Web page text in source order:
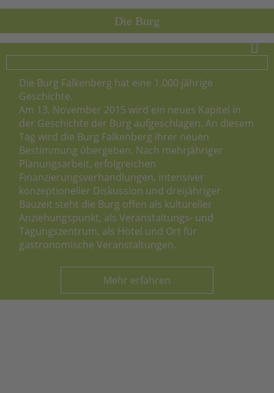
Die Burg
Die Burg Falkenberg hat eine 1.000 jährige
Geschichte.
Am 13. November 2015 wird ein neues Kapitel in
der Geschichte der Burg aufgeschlagen. An diesem
Tag wird die Burg Falkenberg ihrer neuen
Bestimmung übergeben. Nach mehrjähriger
Planungsarbeit, erfolgreichen
Finanzierungsverhandlungen, intensiver
konzeptioneller Diskussion und dreijähriger
Bauzeit steht die Burg offen als kultureller
Anziehungspunkt, als Veranstaltungs- und
Tagungszentrum, als Hotel und Ort für
gastronomische Veranstaltungen.
Mehr erfahren